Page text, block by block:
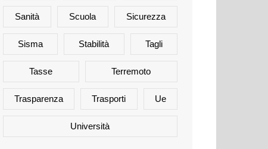
Sanità Scuola Sicurezza
Sisma Stabilità Tagli
Tasse Terremoto
Trasparenza Trasporti Ue
Università